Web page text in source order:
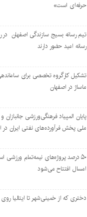
حرفه‌ای است»
تیم رسانه بسیج سازندگی اصفهان در
رسانه امید حضور دارند
تشکیل کارگروه تخصصی برای
ماساژ در اصفهان
پایان المپیاد فرهنگی‌ورزشی جانبازان
ملی پخش فرآورده‌های نفتی ایران در
۵۰ درصد پروژه‌های نیمه‌تمام ورزشی
امسال افتتاح می‌شود
دختری که از خمینی‌شهر تا ایتالیا